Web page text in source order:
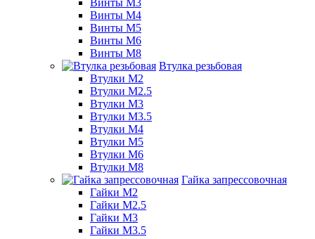
Винты М3
Винты М4
Винты М5
Винты М6
Винты М8
Втулка резьбовая
Втулки М2
Втулки М2.5
Втулки М3
Втулки М3.5
Втулки М4
Втулки М5
Втулки М6
Втулки М8
Гайка запрессовочная
Гайки М2
Гайки М2.5
Гайки М3
Гайки М3.5